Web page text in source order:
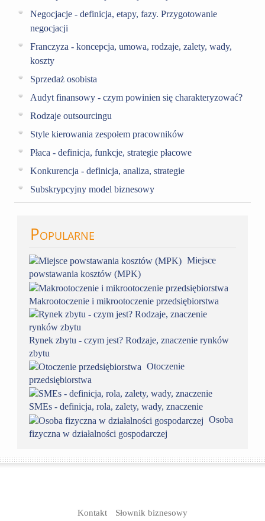
Negocjacje - definicja, etapy, fazy. Przygotowanie
negocjacji
Franczyza - koncepcja, umowa, rodzaje, zalety, wady,
koszty
Sprzedaż osobista
Audyt finansowy - czym powinien się charakteryzować?
Rodzaje outsourcingu
Style kierowania zespołem pracowników
Płaca - definicja, funkcje, strategie płacowe
Konkurencja - definicja, analiza, strategie
Subskrypcyjny model biznesowy
Popularne
Miejsce
powstawania kosztów (MPK)
Makrootoczenie i mikrootoczenie przedsiębiorstwa
Rynek zbytu - czym jest? Rodzaje, znaczenie rynków
zbytu
Otoczenie
przedsiębiorstwa
SMEs - definicja, rola, zalety, wady, znaczenie
Osoba
fizyczna w działalności gospodarczej
Kontakt Słownik biznesowy